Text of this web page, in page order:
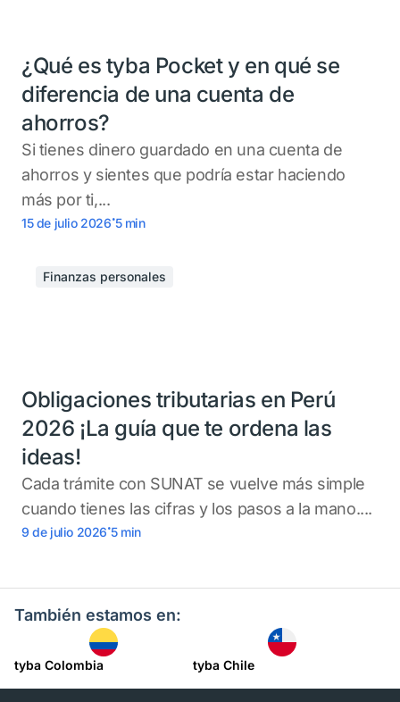
¿Qué es tyba Pocket y en qué se
diferencia de una cuenta de
ahorros?
Si tienes dinero guardado en una cuenta de
ahorros y sientes que podría estar haciendo
más por ti,...
15 de julio 2026.5 min
Finanzas personales
Obligaciones tributarias en Perú
2026 ¡La guía que te ordena las
ideas!
Cada trámite con SUNAT se vuelve más simple
cuando tienes las cifras y los pasos a la mano....
9 de julio 2026.5 min
También estamos en:
tyba Colombia tyba Chile